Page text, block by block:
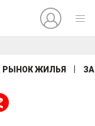
РЫНОК ЖИЛЬЯ